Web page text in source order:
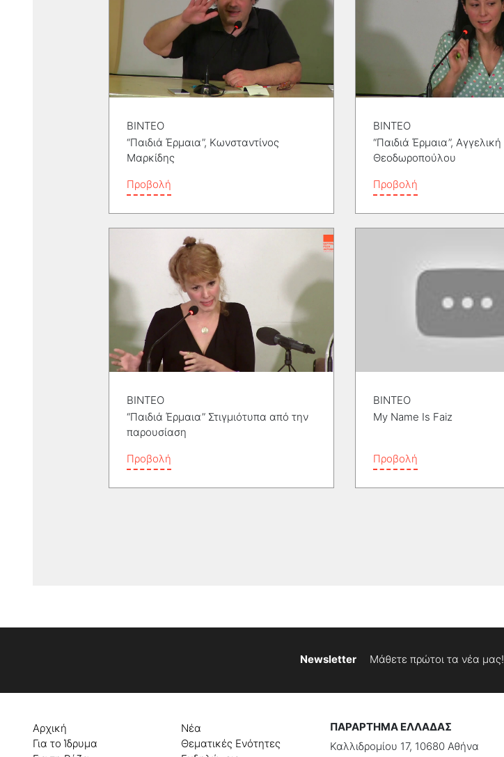
ΒΙΝΤΕΟ
“Παιδιά Έρμαια”, Κωνσταντίνος
Μαρκίδης
Προβολή
ΒΙΝΤΕΟ
“Παιδιά Έρμαια”, Αγγελική
Θεοδωροπούλου
Προβολή
ΒΙΝΤΕΟ
“Παιδιά Έρμαια” Στιγμιότυπα από την
παρουσίαση
Προβολή
ΒΙΝΤΕΟ
My Name Is Faiz
Προβολή
Newsletter Μάθετε πρώτοι τα νέα μας!
Αρχική
Για το Ίδρυμα
Νέα
Θεματικές Ενότητες
ΠΑΡΑΡΤΗΜΑ ΕΛΛΑΔΑΣ
Καλλιδρομίου 17, 10680 Αθήνα